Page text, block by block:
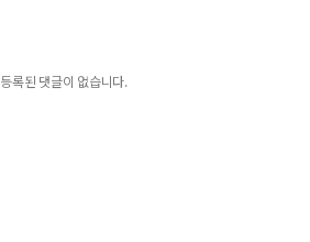
등록된 댓글이 없습니다.